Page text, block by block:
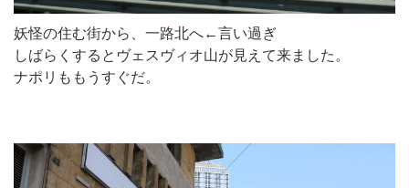
妖怪の住む街から、一路北へ←言い過ぎ
しばらくするとヴェスヴィオ山が見えて来ました。
ナポリももうすぐだ。